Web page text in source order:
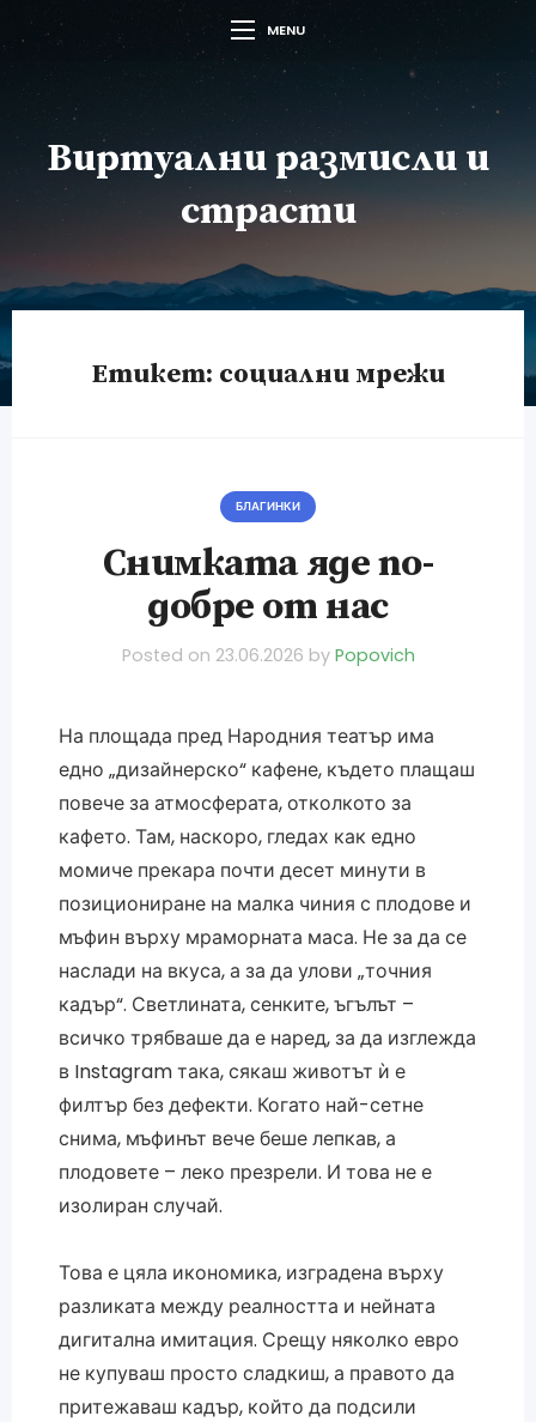
MENU
Виртуални размисли и
страсти
Етикет: социални мрежи
БЛАГИНКИ
Снимката яде по-
добре от нас
Posted on 23.06.2026 by Popovich
На площада пред Народния театър има
едно „дизайнерско“ кафене, където плащаш
повече за атмосферата, отколкото за
кафето. Там, наскоро, гледах как едно
момиче прекара почти десет минути в
позициониране на малка чиния с плодове и
мъфин върху мраморната маса. Не за да се
наслади на вкуса, а за да улови „точния
кадър“. Светлината, сенките, ъгълът –
всичко трябваше да е наред, за да изглежда
в Instagram така, сякаш животът ѝ е
филтър без дефекти. Когато най-сетне
снима, мъфинът вече беше лепкав, а
плодовете – леко презрели. И това не е
изолиран случай.
Това е цяла икономика, изградена върху
разликата между реалността и нейната
дигитална имитация. Срещу няколко евро
не купуваш просто сладкиш, а правото да
притежаваш кадър, който да подсили